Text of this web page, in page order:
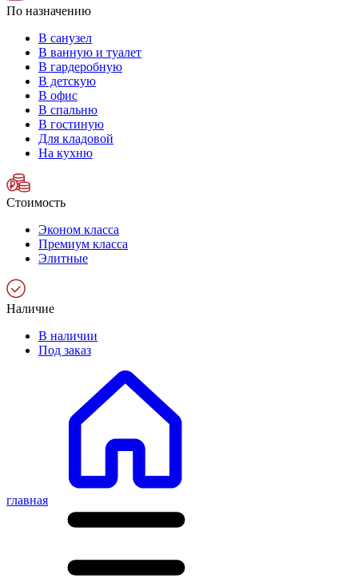
По назначению
В санузел
В ванную и туалет
В гардеробную
В детскую
В офис
В спальню
В гостиную
Для кладовой
На кухню
Стоимость
Эконом класса
Премиум класса
Элитные
Наличие
В наличии
Под заказ
главная